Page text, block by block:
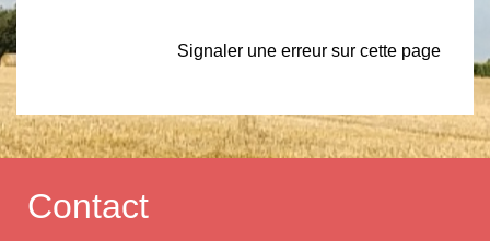
Signaler une erreur sur cette page
Contact